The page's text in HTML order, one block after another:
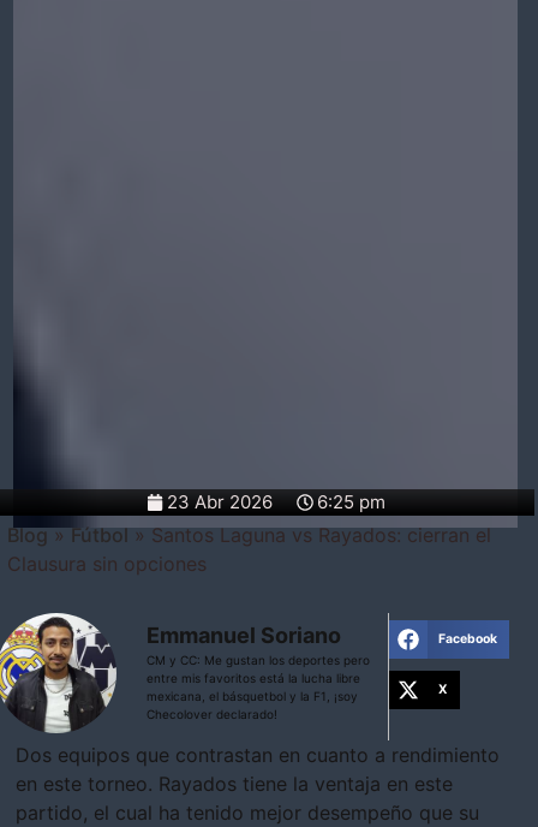
23 Abr 2026 6:25 pm
Blog»Fútbol»Santos Laguna vs Rayados: cierran el
Clausura sin opciones
Emmanuel Soriano
CM y CC: Me gustan los deportes pero
entre mis favoritos está la lucha libre
mexicana, el básquetbol y la F1, ¡soy
Checolover declarado!
Facebook
X
Dos equipos que contrastan en cuanto a rendimiento
en este torneo. Rayados tiene la ventaja en este
partido, el cual ha tenido mejor desempeño que su